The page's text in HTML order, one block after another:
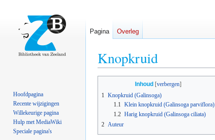
Knopkruid
navigatie
springen
zoeken
springen
Inhoud
1 Knopkruid (Galinsoga)
1.1 Klein knopkruid (Galinsoga parviflora)
1.2 Harig knopkruid (Galinsoga ciliata)
2 Auteur
Pagina Overleg
Hoofdpagina
Recente wijzigingen
Willekeurige pagina
Hulp met MediaWiki
Speciale pagina's